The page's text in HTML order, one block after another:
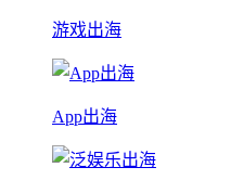
游戏出海
App出海